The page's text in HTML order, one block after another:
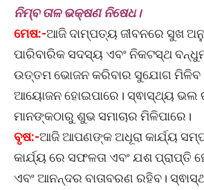
ନିମ୍ବ ତାଳ ଭକ୍ଷଣ ନିଷେଧ।
ମେଷ:-ଆଜି ଦାମ୍ପତ୍ୟ ଜୀବନରେ ସୁଖ
ପାରିବାରିକ ସଦସ୍ୟ ଏବଂ ନିକଟସ୍ଥ
ଉତ୍ତମ ଭୋଜନ କରିବାର ସୁଯୋଗ ମିଳିବ।
ଆୟୋଜନ ହୋଇପାରେ। ସ୍ଵାସ୍ଥ୍ୟ ଭଲ
ମାନଙ୍କଠାରୁ ଶୁଭ ସମାଚାର ମିଳିପାରେ।
ବୃଷ:-ଆଜି ଆପଣଙ୍କ ଅଧୂରା କାର୍ଯ୍ୟ
କାର୍ଯ୍ୟ ରେ ସଫଳତା ଏବଂ ଯଶ ପ୍ରାପ୍ତି
ଏବଂ ଆନନ୍ଦର ବାତାବରଣ ରହିବ।